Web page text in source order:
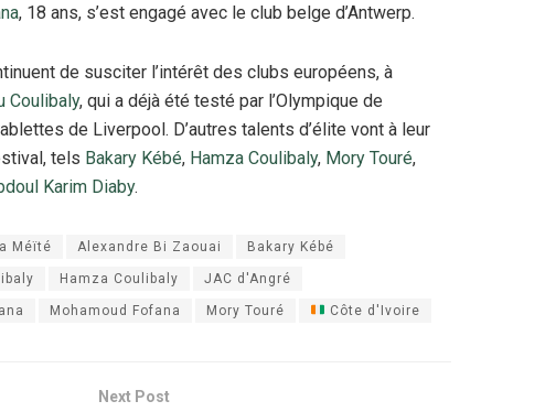
, 18 ans, s’est engagé avec le club belge d’Antwerp.
de susciter l’intérêt des clubs européens, à
Coulibaly, qui a déjà été testé par l’Olympique de
de Liverpool. D’autres talents d’élite vont à leur
tels Bakary Kébé, Hamza Coulibaly, Mory Touré,
Karim Diaby.
Méïté Alexandre Bi Zaouai Bakary Kébé
Hamza Coulibaly JAC d'Angré
Mohamoud Fofana Mory Touré Côte d'Ivoire
Next Post